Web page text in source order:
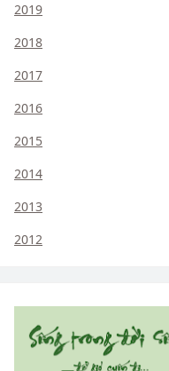
2019
2018
2017
2016
2015
2014
2013
2012